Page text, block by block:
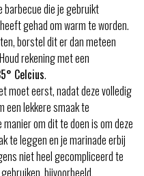
barbecue die je gebruikt
gehad om warm te worden.
borstel dit er dan meteen
rekening met een
Celcius.
moet eerst, nadat deze volledig
een lekkere smaak te
om dit te doen is om deze
te leggen en je marinade erbij
niet heel gecompliceerd te
bijvoorbeeld.